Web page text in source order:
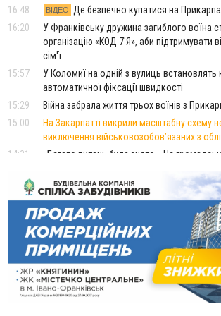
16:48 ВІДЕО
Де безпечно купатися на
16:20
У Франківську дружина загиблого воїна
організацію «КОД 7'Я», аби підтримувати
сім'ї
15:57
У Коломиї на одній з вулиць
автоматичної фіксації швидкості
15:29
Війна забрала життя трьох воїнів з
15:00
На Закарпатті викрили масштабну схему
виключення військовозобов’язаних з
14:31
«Багато питань буде знято». На
Яремче обговорили, як вирішити питання
Карпатах
13:54
5 «тихих» хвороб, які виявляє
13:30
ФОТО На Надрічній тривають останні
нового руху
12:57
У Франківську зафіксували найбільшу
спостережень
12:24
Лікування наркоманії Київ: чому важливо
терапію якомога раніше